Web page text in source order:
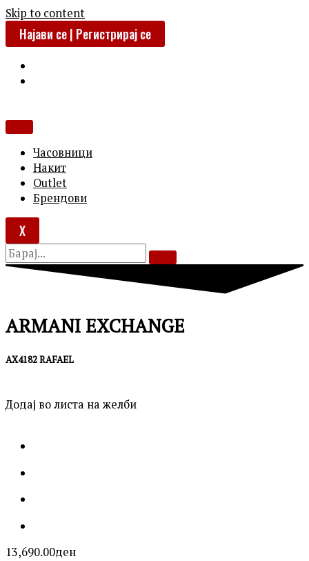
Skip to content
Најави се | Регистрирај се
Часовници
Накит
Outlet
Брендови
X
ARMANI EXCHANGE
AX4182 RAFAEL
Додај во листа на желби
13,690.00ден